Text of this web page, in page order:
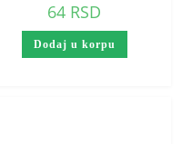
64 RSD
Dodaj u korpu